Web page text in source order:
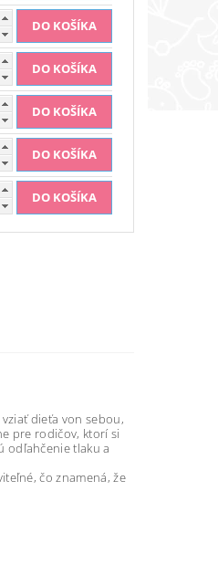
vziať dieťa von sebou,
pre rodičov, ktorí si
odľahčenie tlaku a
čo znamená, že